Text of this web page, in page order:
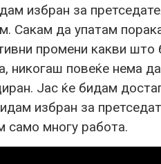
избран за
Сакам да упатам
промени какви што
никогаш повеќе нема
Јас ќе бидам
избран за
само многу работа.